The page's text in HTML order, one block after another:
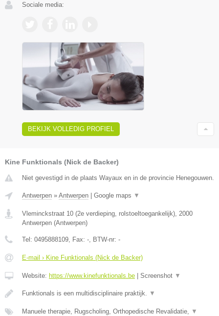
Sociale media:
BEKIJK VOLLEDIG PROFIEL
Kine Funktionals (Nick de Backer)
Niet gevestigd in de plaats Wayaux en in de provincie Henegouwen.
Antwerpen » Antwerpen Google maps ▼
Vleminckstraat 10 (2e verdieping, rolstoeltoegankelijk), 2000
Antwerpen (Antwerpen)
Tel: 0495888109, Fax: -, BTW-nr: -
E-mail › Kine Funktionals (Nick de Backer)
Website: https://www.kinefunktionals.be Screenshot ▼
Funktionals is een multidisciplinaire praktijk. ▼
Manuele therapie, Rugscholing, Orthopedische Revalidatie, ▼